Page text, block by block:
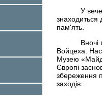
У
знаходиться
пам'ять.
Вночі
Войцеха.
Музею
Європі
збереження
заходів.